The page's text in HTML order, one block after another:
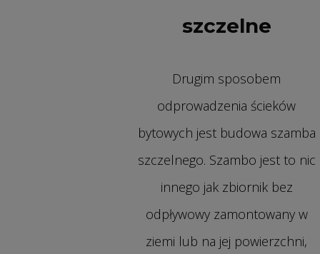
szczelne
Drugim sposobem
odprowadzenia ścieków
bytowych jest budowa szamba
szczelnego. Szambo jest to nic
innego jak zbiornik bez
odpływowy zamontowany w
ziemi lub na jej powierzchni,